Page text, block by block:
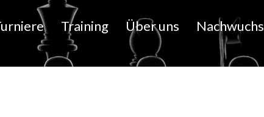
Training Über uns Nachwuchs